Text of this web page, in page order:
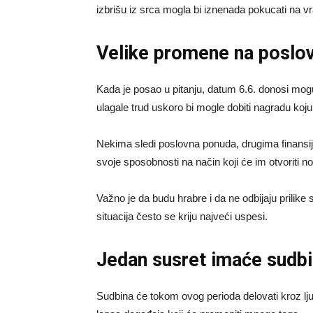
izbrišu iz srca mogla bi iznenada pokucati na
Velike promene na
Kada je posao u pitanju, datum 6.6. donosi
ulagale trud uskoro bi mogle dobiti nagradu
Nekima sledi poslovna ponuda, drugima
svoje sposobnosti na način koji će im otvoriti
Važno je da budu hrabre i da ne odbijaju
situacija često se kriju najveći uspesi.
Jedan susret imaće
Sudbina će tokom ovog perioda delovati kroz